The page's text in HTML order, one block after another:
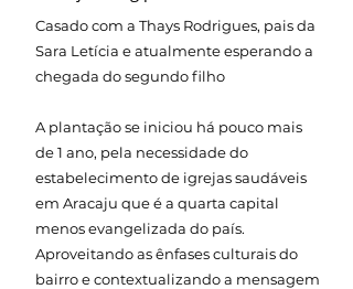
Casado com a Thays Rodrigues, pais da
Sara Letícia e atualmente esperando a
chegada do segundo filho
A plantação se iniciou há pouco mais
de 1 ano, pela necessidade do
estabelecimento de igrejas saudáveis
em Aracaju que é a quarta capital
menos evangelizada do país.
Aproveitando as ênfases culturais do
bairro e contextualizando a mensagem